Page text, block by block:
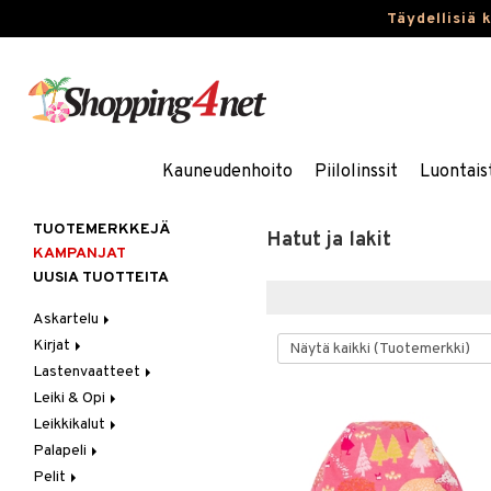
Täydellisiä
Kauneudenhoito Piilolinssit
Hatut ja lakit
TUOTEMERKKEJÄ
KAMPANJAT
UUSIA TUOTTEITA
Askartelu
Askartelumateriaalit
Askartelusetti
Helmet
Koulutarvikkeet
Muovailuvaha
Piirrä ja maalaa
Kirjat
Askartelukirjat
Maalauskirjat
Päiväkirjat
Lastenvaatteet
Alaosat
Leggingsit
Alusvaatteet & Sukat
Kengät
Mekot
Leiki & Opi
Opetuslelut
Oppimispelit
Soittimet
Leikkikalut
Ajoneuvot
Autoradat
Eläimet
Palapeli
1000 palaa
Pelit